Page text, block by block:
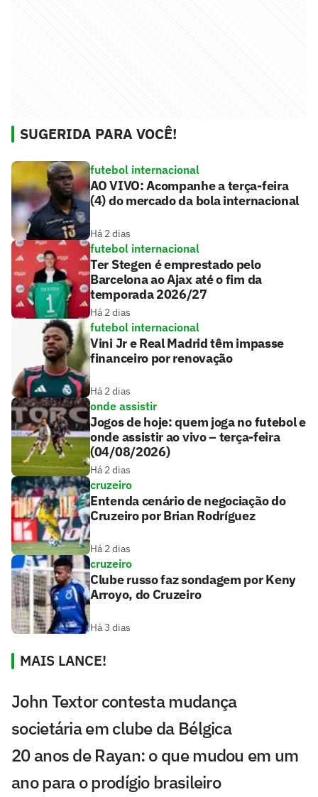
SUGERIDA PARA VOCÊ!
futebol internacional
AO VIVO: Acompanhe a terça-feira
(4) do mercado da bola internacional
Há 2 dias
futebol internacional
Ter Stegen é emprestado pelo
Barcelona ao Ajax até o fim da
temporada 2026/27
Há 2 dias
futebol internacional
Vini Jr e Real Madrid têm impasse
financeiro por renovação
Há 2 dias
onde assistir
Jogos de hoje: quem joga no futebol e
onde assistir ao vivo – terça-feira
(04/08/2026)
Há 2 dias
cruzeiro
Entenda cenário de negociação do
Cruzeiro por Brian Rodríguez
Há 2 dias
cruzeiro
Clube russo faz sondagem por Keny
Arroyo, do Cruzeiro
Há 3 dias
MAIS LANCE!
John Textor contesta mudança
societária em clube da Bélgica
20 anos de Rayan: o que mudou em um
ano para o prodígio brasileiro